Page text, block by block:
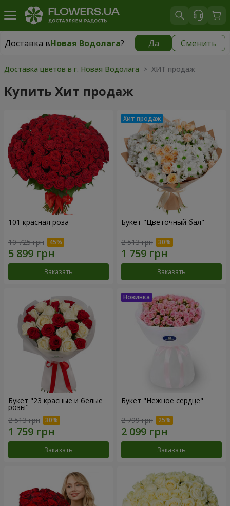
Доставка вНовая Водолага? Да Сменить
Доставка вНовая Водолага|754 грн
Доставка цветов в г. Новая Водолага > ХИТ продаж
Купить Хит продаж
101 красная роза
10 725 грн
Заказать
Букет "Цветочный бал"
2 513 грн
Заказать
Букет "23 красные и белые
розы"
2 513 грн
Заказать
Букет "Нежное сердце"
2 799 грн
Заказать